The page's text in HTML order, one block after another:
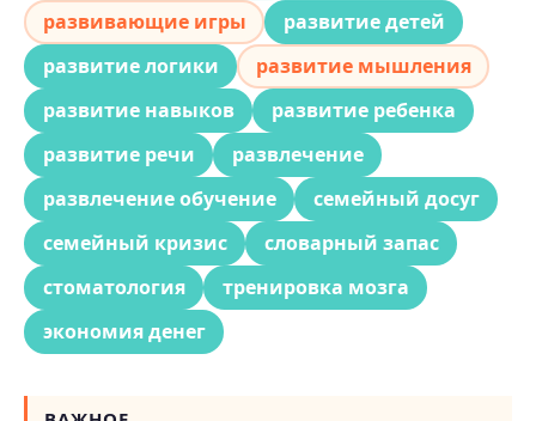
развивающие игры
развитие детей
развитие логики
развитие мышления
развитие навыков
развитие ребенка
развитие речи
развлечение
развлечение обучение
семейный досуг
семейный кризис
словарный запас
стоматология
тренировка мозга
экономия денег